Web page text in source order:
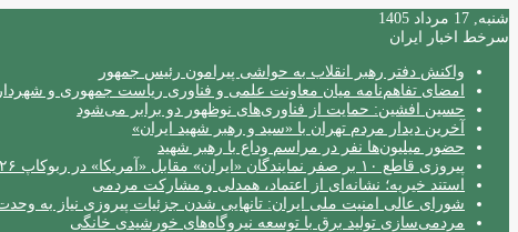
شنبه, 17 مرداد 1405
سرخط اخبار ایران
واکنش دفتر رهبر انقلاب به حواشی پیرامون رئیس جمهور
امضای تفاهم‌نامه میان معاونت علمی و فناوری ریاست جمهوری و
حسین افشین: حمایت از فناوری‌های نوظهور دو برابر می‌شود
آخرین دیدار مردم تهران با «سید و رهبر شهید ایران»
حضور میلیون‌ها نفر در مراسم وداع با رهبر شهید
پیروزی قاطع ۱۰ بر صفر نمایندگان «ایران» مقابل «آمریکا» در ربوکاپ ۲۰۲۶
استند خیریه؛ نشانه‌ای از اعتماد، همدلی و مشارکت مردمی
شورای عالی امنیت ملی ایران: تانهایی شدن جزئیات پیروزی نیاز به
مردمی‌سازی تولید برق با توسعه نیروگاه‌های خورشیدی خانگی